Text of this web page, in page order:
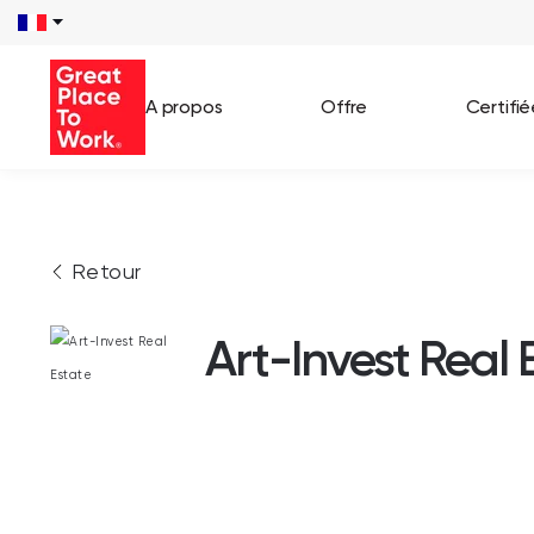
A propos Offre
Cas
Retour
Art-Invest Real